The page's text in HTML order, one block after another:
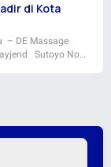
di Kota
– DE Massage
Sutoyo No…